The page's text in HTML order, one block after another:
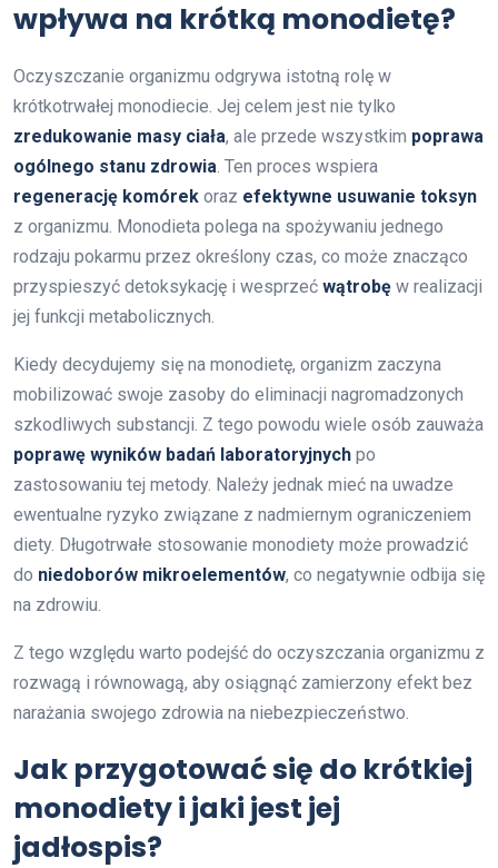
wpływa na krótką monodietę?
Oczyszczanie organizmu odgrywa istotną rolę w
krótkotrwałej monodiecie. Jej celem jest nie tylko
zredukowanie masy ciała, ale przede wszystkim poprawa
ogólnego stanu zdrowia . Ten proces wspiera
regenerację komórek oraz efektywne usuwanie toksyn
z organizmu. Monodieta polega na spożywaniu jednego
rodzaju pokarmu przez określony czas, co może znacząco
przyspieszyć detoksykację i wesprzeć wątrobę w realizacji
jej funkcji metabolicznych.
Kiedy decydujemy się na monodietę, organizm zaczyna
mobilizować swoje zasoby do eliminacji nagromadzonych
szkodliwych substancji. Z tego powodu wiele osób zauważa
poprawę wyników badań laboratoryjnych po
zastosowaniu tej metody. Należy jednak mieć na uwadze
ewentualne ryzyko związane z nadmiernym ograniczeniem
diety. Długotrwałe stosowanie monodiety może prowadzić
do niedoborów mikroelementów, co negatywnie odbija się
na zdrowiu.
Z tego względu warto podejść do oczyszczania organizmu z
rozwagą i równowagą, aby osiągnąć zamierzony efekt bez
narażania swojego zdrowia na niebezpieczeństwo.
Jak przygotować się do krótkiej
monodiety i jaki jest jej
jadłospis?